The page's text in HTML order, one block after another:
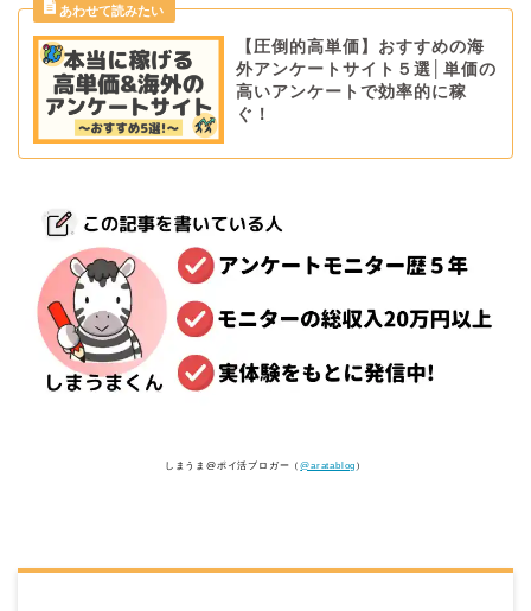
【圧倒的高単価】おすすめの海
外アンケートサイト５選│単価の
高いアンケートで効率的に稼
ぐ！
しまうま@ポイ活ブロガー（@aratablog ）